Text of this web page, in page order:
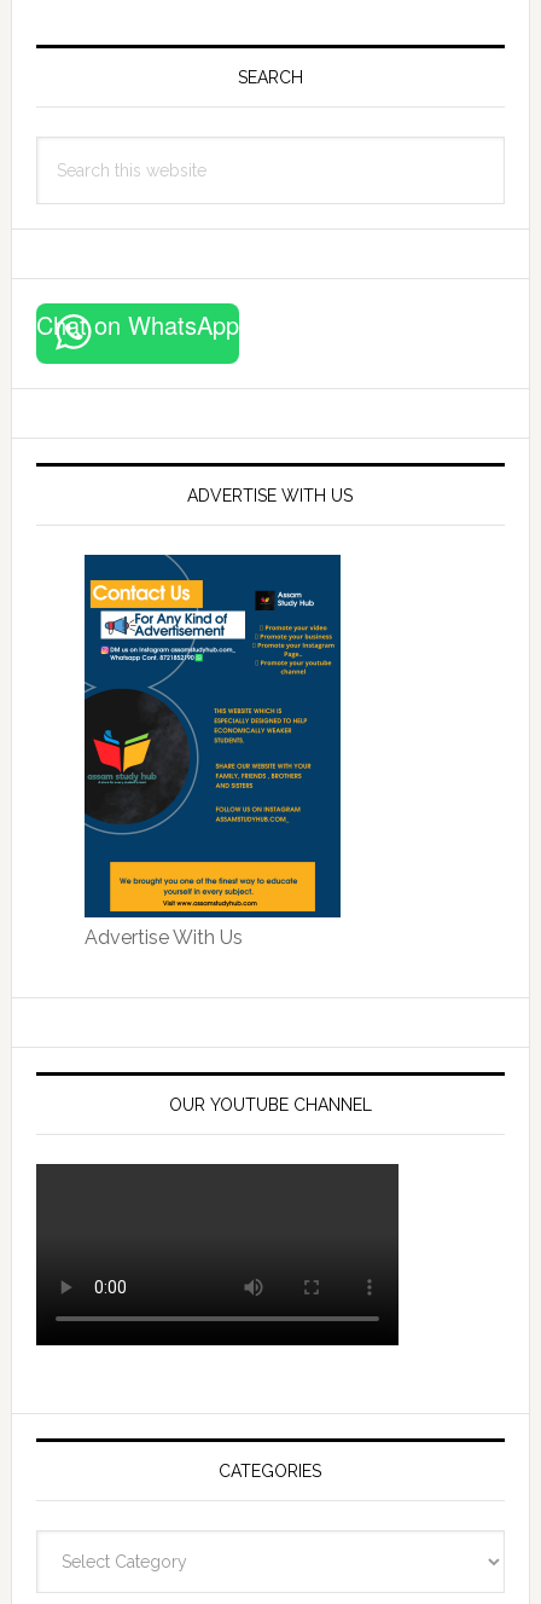
Primary
SEARCH
this
Chat on WhatsApp
ADVERTISE WITH US
Advertise With Us
OUR YOUTUBE CHANNEL
CATEGORIES